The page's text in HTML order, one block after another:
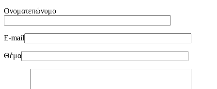
Ονοματεπώνυμο
E-mail
Θέμα